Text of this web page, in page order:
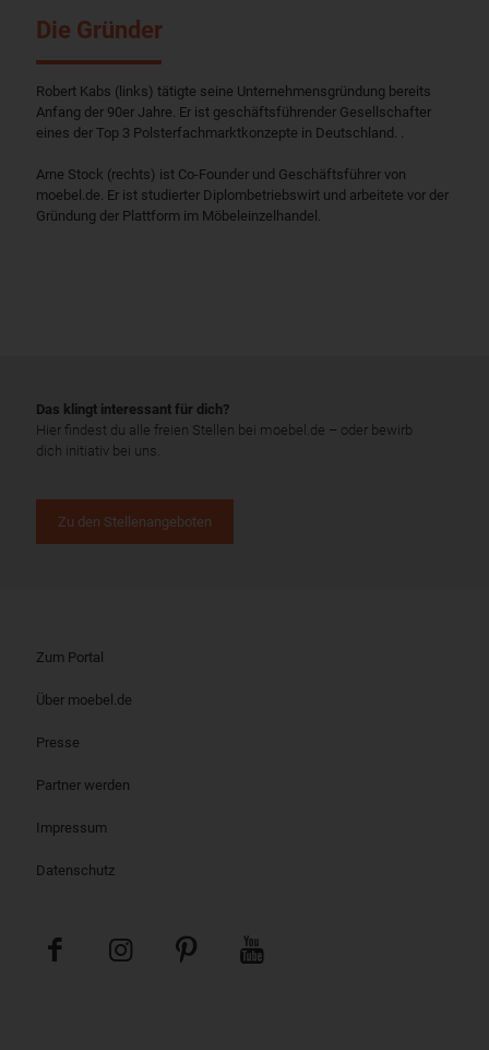
Die Gründer
Robert Kabs (links) tätigte seine Unternehmensgründung bereits
Anfang der 90er Jahre. Er ist geschäftsführender Gesellschafter
eines der Top 3 Polsterfachmarktkonzepte in Deutschland. .
Arne Stock (rechts) ist Co-Founder und Geschäftsführer von
moebel.de. Er ist studierter Diplombetriebswirt und arbeitete vor der
Gründung der Plattform im Möbeleinzelhandel.
Das klingt interessant für dich?
Hier findest du alle freien Stellen bei moebel.de – oder bewirb
dich initiativ bei uns.
Zu den Stellenangeboten
Zum Portal
Über moebel.de
Presse
Partner werden
Impressum
Datenschutz